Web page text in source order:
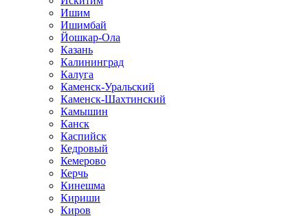
Ишим
Ишимбай
Йошкар-Ола
Казань
Калининград
Калуга
Каменск-Уральский
Каменск-Шахтинский
Камышин
Канск
Каспийск
Кедровый
Кемерово
Керчь
Кинешма
Кириши
Киров